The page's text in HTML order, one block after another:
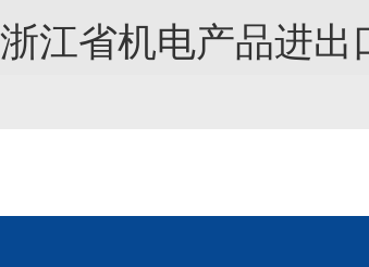
浙江省机电产品进出